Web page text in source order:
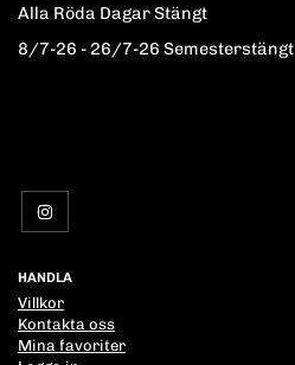
Alla Röda Dagar Stängt
8/7-26 - 26/7-26 Semesterstängt
HANDLA
Villkor
Kontakta oss
Mina favoriter